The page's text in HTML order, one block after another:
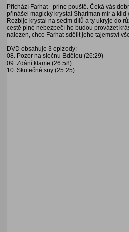
Přichází Farhat - princ pouště. Čeká vás
přinášel magický krystal Shariman mír a
Rozbije krystal na sedm dílů a ty ukryje do
cestě plné nebezpečí ho budou provázet
nalezen, chce Farhat sdělit jeho tajemství
DVD obsahuje 3 epizody:
08. Pozor na slečnu Bdělou (26:29)
09. Zdání klame (26:58)
10. Skutečné sny (25:25)